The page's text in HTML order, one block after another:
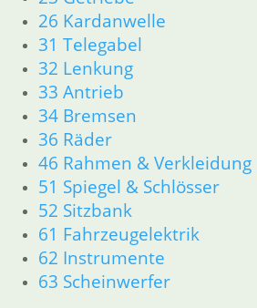
26 Kardanwelle
31 Telegabel
32 Lenkung
33 Antrieb
34 Bremsen
36 Räder
46 Rahmen & Verkleidung
51 Spiegel & Schlösser
52 Sitzbank
61 Fahrzeugelektrik
62 Instrumente
63 Scheinwerfer